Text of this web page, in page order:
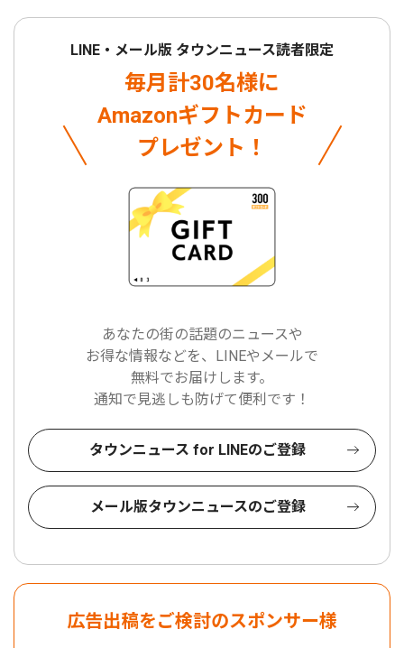
LINE・メール版 タウンニュース読者限定
毎月計30名様に
Amazonギフトカード
プレゼント！
あなたの街の話題のニュースや
お得な情報などを、LINEやメールで
無料でお届けします。
通知で見逃しも防げて便利です！
タウンニュース for LINEのご登録
メール版タウンニュースのご登録
広告出稿をご検討のスポンサー様